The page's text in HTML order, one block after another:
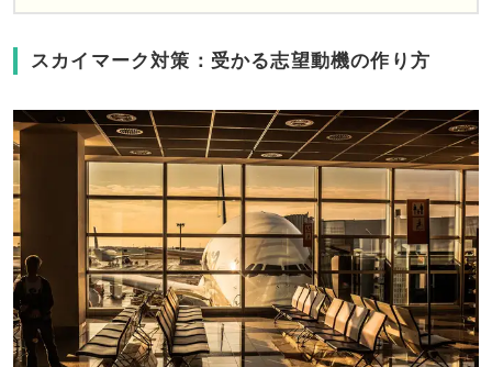
スカイマーク対策：受かる志望動機の作り方